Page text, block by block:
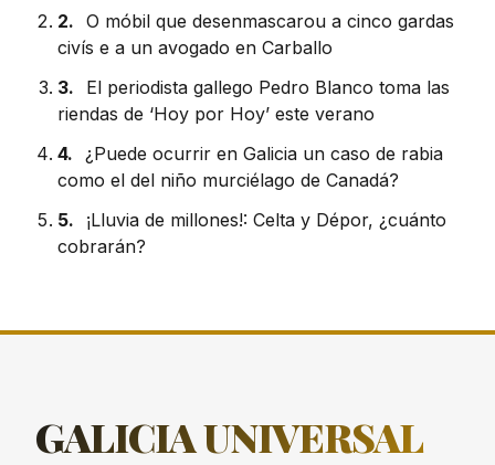
2. O móbil que desenmascarou a cinco gardas
civís e a un avogado en Carballo
3.
El periodista gallego Pedro Blanco toma las
riendas de ‘Hoy por Hoy’ este verano
4. ¿Puede ocurrir en Galicia un caso de rabia
como el del niño murciélago de Canadá?
5.
¡Lluvia de millones!: Celta y Dépor, ¿cuánto
cobrarán?
GALICIAUNIVERSAL